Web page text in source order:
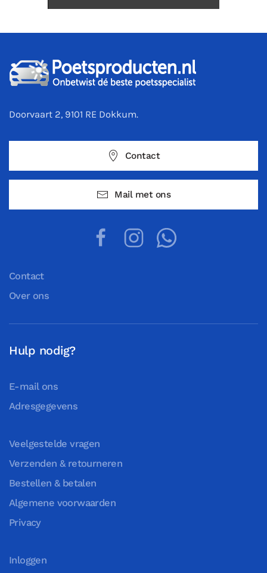
Doorvaart 2, 9101 RE Dokkum.
Contact
Mail met ons
Contact
Over ons
Hulp nodig?
E-mail ons
Adresgegevens
Veelgestelde vragen
Verzenden & retourneren
Bestellen & betalen
Algemene voorwaarden
Privacy
Inloggen